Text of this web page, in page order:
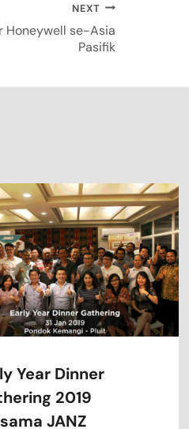
NEXT
Honeywell se-Asia
Pasifik
Year Dinner
2019
JANZ